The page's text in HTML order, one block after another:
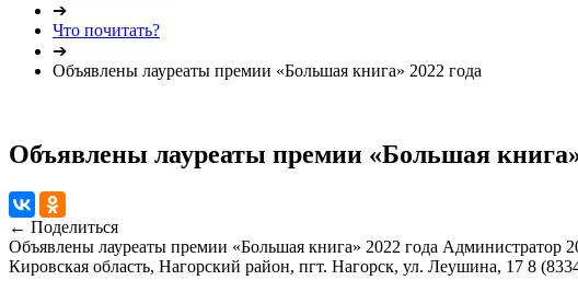
➔
Что почитать?
➔
Объявлены лауреаты премии «Большая книга» 2022 года
Объявлены лауреаты премии «Большая книга»
← Поделиться
Объявлены лауреаты премии «Большая книга» 2022 года Администратор
Кировская область, Нагорский район, пгт. Нагорск, ул. Леушина, 17 8